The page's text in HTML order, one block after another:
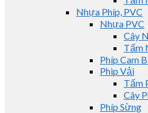
Nhựa Phíp, PVC
Nhựa PVC
Cây
Tấm
Phíp Cam
Phip Vải
Tấm
Cây
Phíp Sừng